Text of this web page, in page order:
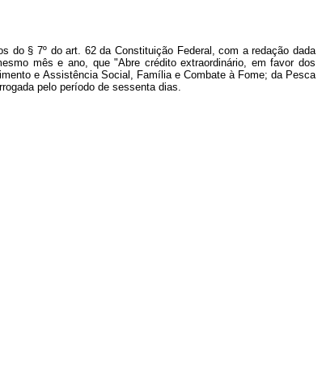
do § 7º do art. 62 da Constituição Federal, com a redação dada
mês e ano, que "Abre crédito extraordinário, em favor dos
e Assistência Social, Família e Combate à Fome; da Pesca
pelo período de sessenta dias.